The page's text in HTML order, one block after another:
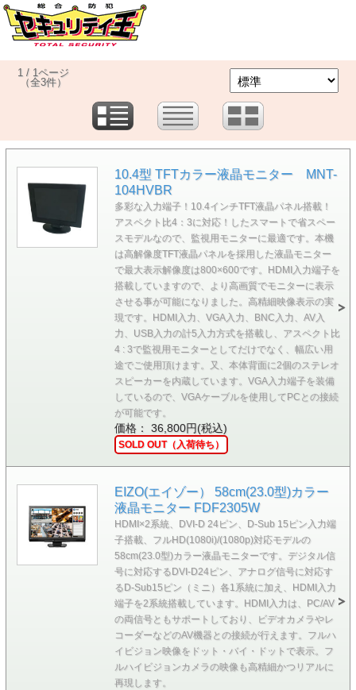
1 / 1ページ
（全3件）
10.4型 TFTカラー液晶モニター MNT-
104HVBR
多彩な入力端子！10.4インチTFT液晶パネル搭載！
アスペクト比4：3に対応！したスマートで省スペー
スモデルなので、監視用モニターに最適です。本機
は高解像度TFT液晶パネルを採用した液晶モニター
で最大表示解像度は800×600です。HDMI入力端子を
搭載していますので、より高画質でモニターに表示
させる事が可能になりました。高精細映像表示の実
現です。HDMI入力、VGA入力、BNC入力、AV入
力、USB入力の計5入力方式を搭載し、アスペクト比
4 : 3で監視用モニターとしてだけでなく、幅広い用
途でご使用頂けます。又、本体背面に2個のステレオ
スピーカーを内蔵しています。VGA入力端子を装備
しているので、VGAケーブルを使用してPCとの接続
が可能です。
価格： 36,800円(税込)
SOLD OUT（入荷待ち）
EIZO(エイゾー） 58cm(23.0型)カラー
液晶モニター FDF2305W
HDMI×2系統、DVI-D 24ピン、D-Sub 15ピン入力端
子搭載、フルHD(1080i)/(1080p)対応モデルの
58cm(23.0型)カラー液晶モニターです。デジタル信
号に対応するDVI-D24ピン、アナログ信号に対応す
るD-Sub15ピン（ミニ）各1系統に加え、HDMI入力
端子を2系統搭載しています。HDMI入力は、PC/AV
の両信号ともサポートしており、ビデオカメラやレ
コーダーなどのAV機器との接続が行えます。フルハ
イビジョン映像をドット・バイ・ドットで表示。フ
ルハイビジョンカメラの映像も高精細かつリアルに
再現します。